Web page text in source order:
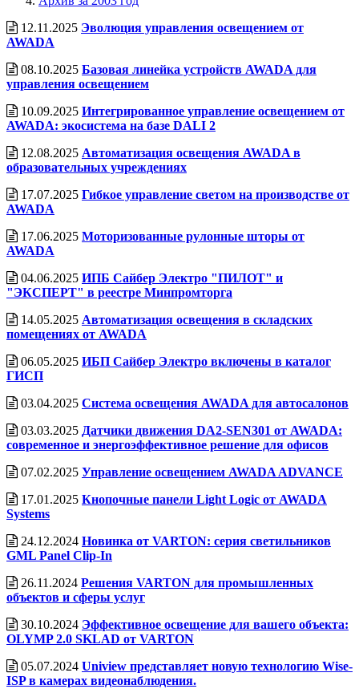
12.11.2025 Эволюция управления освещением от
AWADA
08.10.2025 Базовая линейка устройств AWADA для
управления освещением
10.09.2025 Интегрированное управление освещением от
AWADA: экосистема на базе DALI 2
12.08.2025 Автоматизация освещения AWADA в
образовательных учреждениях
17.07.2025 Гибкое управление светом на производстве от
AWADA
17.06.2025 Моторизованные рулонные шторы от
AWADA
04.06.2025 ИПБ Сайбер Электро "ПИЛОТ" и
"ЭКСПЕРТ" в реестре Минпромторга
14.05.2025 Автоматизация освещения в складских
помещениях от AWADA
06.05.2025 ИБП Сайбер Электро включены в каталог
ГИСП
03.04.2025 Система освещения AWADA для автосалонов
03.03.2025 Датчики движения DA2-SEN301 от AWADA:
современное и энергоэффективное решение для офисов
07.02.2025 Управление освещением AWADA ADVANCE
17.01.2025 Кнопочные панели Light Logic от AWADA
Systems
24.12.2024 Новинка от VARTON: серия светильников
GML Panel Clip-In
26.11.2024 Решения VARTON для промышленных
объектов и сферы услуг
30.10.2024 Эффективное освещение для вашего объекта:
OLYMP 2.0 SKLAD от VARTON
05.07.2024 Uniview представляет новую технологию Wise-
ISP в камерах видеонаблюдения.